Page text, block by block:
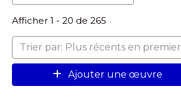
Afficher 1 - 20 de 265
Trier par: Plus récents en premier
Ajouter une œuvre